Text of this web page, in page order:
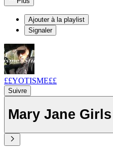
Ajouter à la playlist
Signaler
££YOTISME££
Suivre
Mary Jane